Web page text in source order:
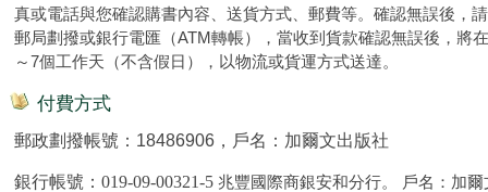
真或電話與您確認購書內容、送貨方式、郵費等。確認無誤後，
郵局劃撥或銀行電匯（ATM轉帳），當收到貨款確認無誤後，將
～7個工作天（不含假日），以物流或貨運方式送達。
付費方式
郵政劃撥帳號：18486906，戶名：加爾文出版社
銀行帳號： 019-09-00321-5 兆豐國際商銀安和分行。 戶名：加爾